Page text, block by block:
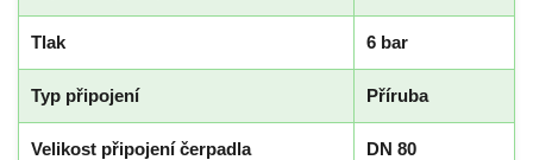
Tlak 6 bar
Typ připojení Příruba
Velikost připojení čerpadla DN 80